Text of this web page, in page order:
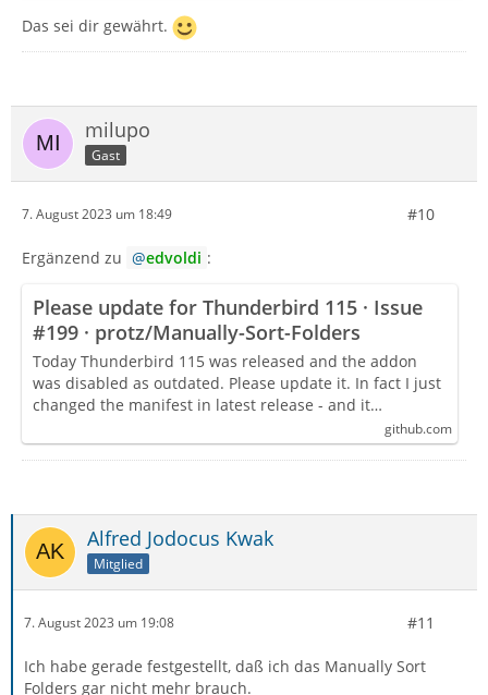
Das sei dir gewährt.
milupo
Gast
7. August 2023 um 18:49 #10
Ergänzend zu edvoldi :
Please update for Thunderbird 115 · Issue
#199 · protz/Manually-Sort-Folders
Today Thunderbird 115 was released and the addon
was disabled as outdated. Please update it. In fact I just
changed the manifest in latest release - and it…
github.com
Alfred Jodocus Kwak
Mitglied
7. August 2023 um 19:08 #11
Ich habe gerade festgestellt, daß ich das Manually Sort
Folders gar nicht mehr brauch.